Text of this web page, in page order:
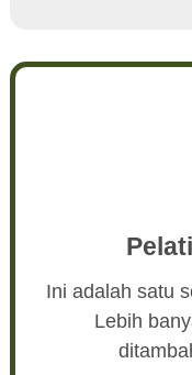
Ini adalah satu
Lebih